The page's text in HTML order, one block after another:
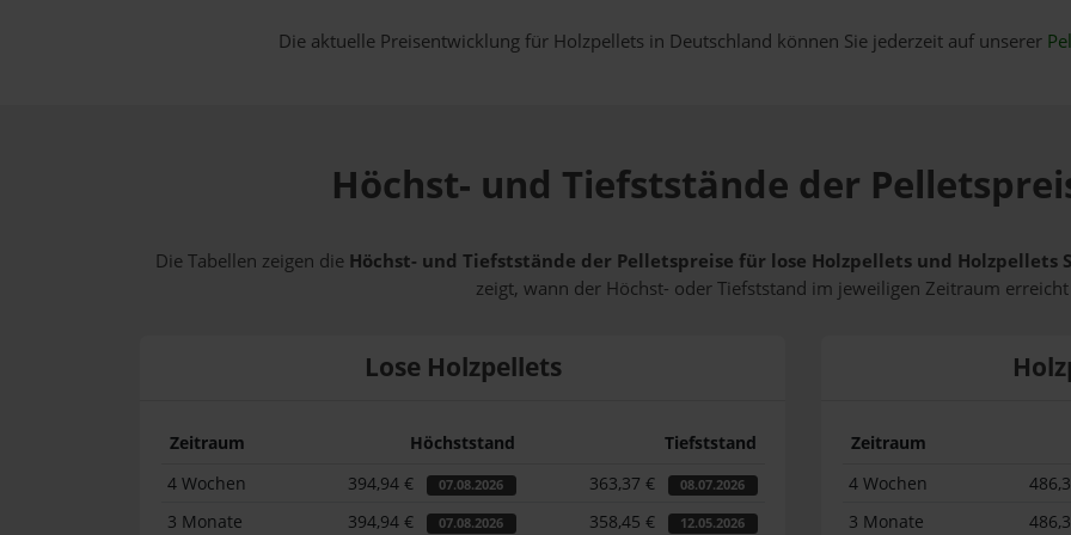
Die aktuelle Preisentwicklung für Holzpellets in Deutschland können Sie jederzeit auf unserer
Höchst- und Tiefststände der
Die Tabellen zeigen die Höchst- und Tiefststände der Pelletspreise für lose Holzpellets und Holzpellets
zeigt, wann der Höchst- oder Tiefststand im jeweiligen Zeitraum
Lose Holzpellets
Zeitraum Höchststand
Tiefststand
4 Wochen
394,94 € 07.08.2026 363,37 € 08.07.2026
3 Monate 394,94 € 07.08.2026 358,45 € 12.05.2026
Zeitraum
4 Wochen
3 Monate